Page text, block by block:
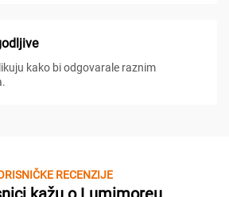
kako bi odgovarale raznim
RECENZIJE